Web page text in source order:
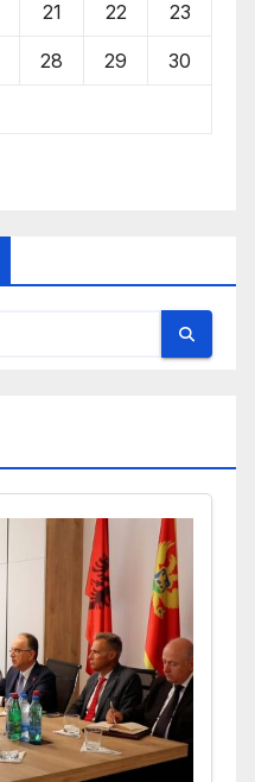
21 22 23
28 29 30